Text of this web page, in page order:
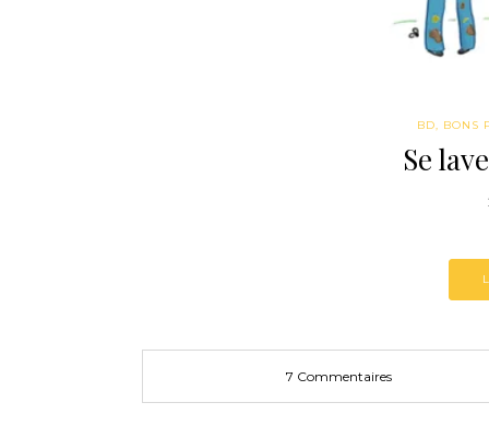
BD, BONS
Se
7 Commentaires